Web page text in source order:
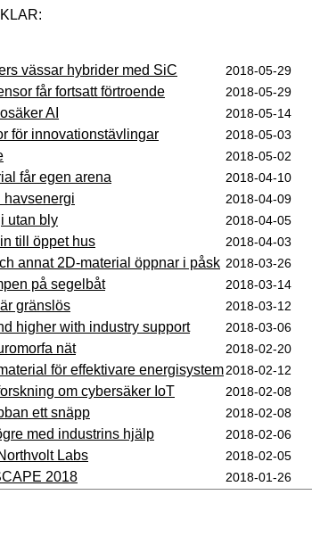
vässar hybrider med SiC 2018-05-29
får fortsatt förtroende 2018-05-29
AI 2018-05-14
för innovationstävlingar 2018-05-03
2018-05-02
får egen arena 2018-04-10
havsenergi 2018-04-09
utan bly 2018-04-05
till öppet hus 2018-04-03
annat 2D-material öppnar i påsk 2018-03-26
på segelbåt 2018-03-14
gränslös 2018-03-12
higher with industry support 2018-03-06
nät 2018-02-20
för effektivare energisystem2018-02-12
om cybersäker IoT 2018-02-08
ett snäpp 2018-02-08
med industrins hjälp 2018-02-06
Labs 2018-02-05
2018 2018-01-26